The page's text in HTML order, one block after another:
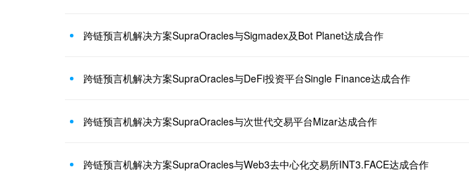
跨链预言机解决方案SupraOracles与Sigmadex及Bot Planet达成合作
跨链预言机解决方案SupraOracles与DeFi投资平台Single Finance达成合作
跨链预言机解决方案SupraOracles与次世代交易平台Mizar达成合作
跨链预言机解决方案SupraOracles与Web3去中心化交易所INT3.FACE达成合作